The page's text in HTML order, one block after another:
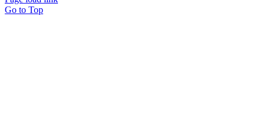
Go to Top